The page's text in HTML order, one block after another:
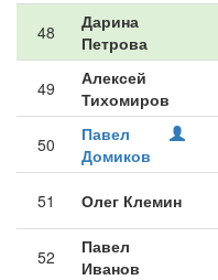
48
Дарина
Петрова
49
Алексей
Тихомиров
50
Павел
Домиков
51 Олег Клемин
52
Павел
Иванов